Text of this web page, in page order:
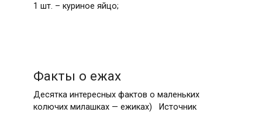
1 шт. – куриное яйцо;
Факты о ежах
Десятка интересных фактов о маленьких
колючих милашках — ежиках) Источник